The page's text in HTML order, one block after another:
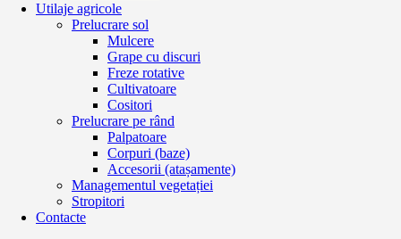
Utilaje agricole
Prelucrare sol
Mulcere
Grape cu discuri
Freze rotative
Cultivatoare
Cositori
Prelucrare pe rând
Palpatoare
Corpuri (baze)
Accesorii (atașamente)
Managementul vegetației
Stropitori
Contacte